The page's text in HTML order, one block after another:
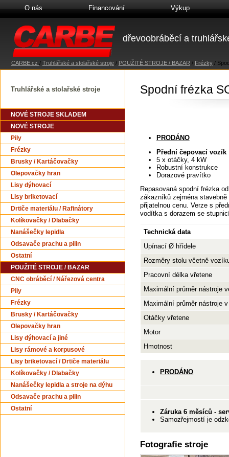
O nás Financování Výkup
dřevoobráběcí a
CARBE.cz / Truhlářské a stolařské stroje / POUŽITÉ STROJE / BAZAR / Frézky /
Truhlářské a stolařské stroje
NOVÉ STROJE SKLADEM
NOVÉ STROJE
Pily
Frézky
Brusky / Kartáčovačky
Olepovačky hran
Lisy dýhovací
Lisy briketovací
Drtiče materiálu / Rafinátory
Kolíkovačky / Dlabačky
Nanášečky lepidla
Odsavače prachu a pilin
Ostatní
POUŽITÉ STROJE / BAZAR
CNC obráběcí / Nářezová centra
Pily
Frézky
Brusky / Kartáčovačky
Olepovačky hran
Lisy dýhovací a jiné
Lisy rámové a korpusové
Lisy briketovací / Drtiče materiálu
Kolíkovačky / Dlabačky
Nanášečky lepidla a stroje na dýhu
Odsavače prachu a pilin
Ostatní
Spodní frézka
PRODÁNO
Přední čepovací vozík
5 x otáčky, 4 kW
Robustní konstrukce
Dorazové pravítko
Repasovaná spodní frézka
zákazníků zejména
přijatelnou cenu. Verze s
vodítka s dorazem se
Technická data
Upínací Ø hřídele
Rozměry stolu včetně
Pracovní délka vřetene
Maximální průměr nástroje
Maximální průměr nástroje
Otáčky vřetene
Motor
Hmotnost
PRODÁNO
Záruka 6 měsíců -
Samozřejmostí je
Fotografie stroje